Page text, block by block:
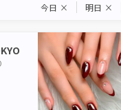
今日 × 明日 ×